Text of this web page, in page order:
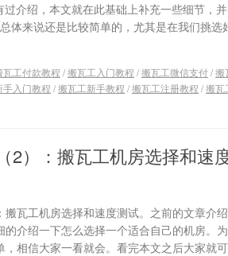
过介绍，本文就在此基础上补充一些细节，
体来说还是比较简单的，尤其是在我们挑
瓦工付款教程 /搬瓦工入门教程 /搬瓦工微信支付/搬
入门教程 /搬瓦工新手教程 /搬瓦工注册教程 /搬瓦
2）：搬瓦工机房选择和速
瓦工机房选择和速度测试。之前的文章介
介绍一下怎么选择一个适合自己的机房。
相信大家一看就会。看完本文之后大家就